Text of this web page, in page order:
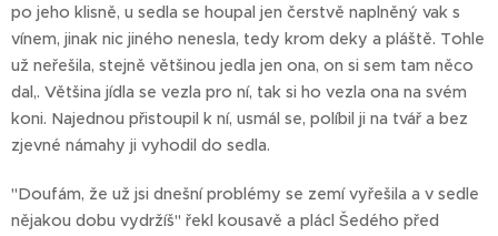
po jeho klisně, u sedla se houpal jen čerstvě naplněný vak s
vínem, jinak nic jiného nenesla, tedy krom deky a pláště. Tohle
už neřešila, stejně většinou jedla jen ona, on si sem tam něco
dal,. Většina jídla se vezla pro ní, tak si ho vezla ona na svém
koni. Najednou přistoupil k ní, usmál se, políbil ji na tvář a bez
zjevné námahy ji vyhodil do sedla.
"Doufám, že už jsi dnešní problémy se zemí vyřešila a v sedle
nějakou dobu vydržíš" řekl kousavě a plácl Šedého před